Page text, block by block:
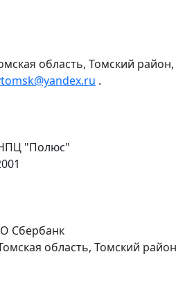
область, Томский
.
"Полюс"
Сбербанк
область, Томский